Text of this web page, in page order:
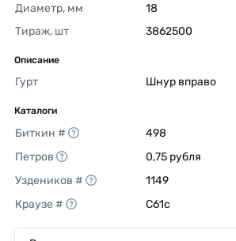
Диаметр, мм
18
Тираж, шт
3862500
Описание
Гурт Шнур вправо
Каталоги
Биткин #
498
Петров
0,75 рубля
Уздеников #
1149
Краузе #
C61c